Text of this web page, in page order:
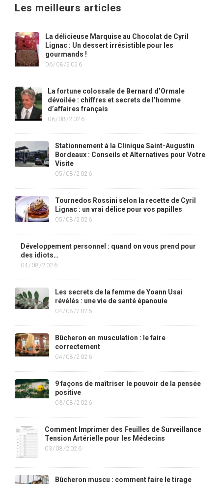
Les meilleurs articles
La délicieuse Marquise au Chocolat de Cyril
Lignac : Un dessert irrésistible pour les
gourmands !
06/08/2026
La fortune colossale de Bernard d’Ormale
dévoilée : chiffres et secrets de l’homme
d’affaires français
06/08/2026
Stationnement à la Clinique Saint-Augustin
Bordeaux : Conseils et Alternatives pour Votre
Visite
05/08/2026
Tournedos Rossini selon la recette de Cyril
Lignac : un vrai délice pour vos papilles
05/08/2026
Développement personnel : quand on vous prend pour
des idiots…
04/08/2026
Les secrets de la femme de Yoann Usai
révélés : une vie de santé épanouie
04/08/2026
Bûcheron en musculation : le faire
correctement
04/08/2026
9 façons de maîtriser le pouvoir de la pensée
positive
03/08/2026
Comment Imprimer des Feuilles de Surveillance
Tension Artérielle pour les Médecins
03/08/2026
Bûcheron muscu : comment faire le tirage